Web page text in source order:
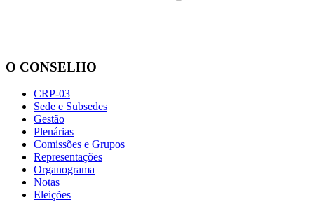
O CONSELHO
CRP-03
Sede e Subsedes
Gestão
Plenárias
Comissões e Grupos
Representações
Organograma
Notas
Eleições